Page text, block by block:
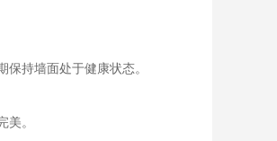
持墙面处于健康状态。
。